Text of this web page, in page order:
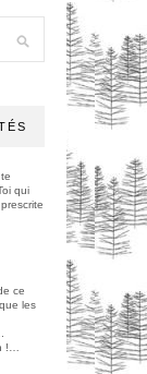
qui
ce
les
!…